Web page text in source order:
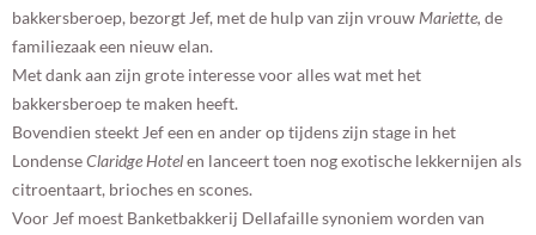
bakkersberoep, bezorgt Jef, met de hulp van zijn vrouw Mariette, de
familiezaak een nieuw elan.
Met dank aan zijn grote interesse voor alles wat met het
bakkersberoep te maken heeft.
Bovendien steekt Jef een en ander op tijdens zijn stage in het
LondenseClaridge Hotelen lanceert toen nog exotische lekkernijen als
citroentaart, brioches en scones.
Voor Jef moest Banketbakkerij Dellafaille synoniem worden van